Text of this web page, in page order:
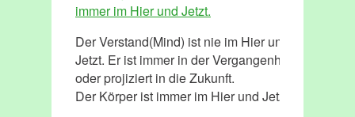
Der Verstand(Mind) ist nie im Hier und
Jetzt. Er ist immer in der Vergangenheit
oder projiziert in die Zukunft.
Der Körper ist immer im Hier und Jetzt.